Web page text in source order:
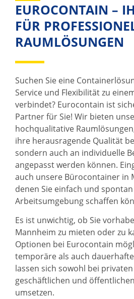
EUROCONTAIN –
FÜR
RAUMLÖSUNGEN
Suchen Sie eine
Service und Flexibilität zu
verbindet? Eurocontain ist
Partner für Sie! Wir bieten
hochqualitative
ihre herausragende Qualität
sondern auch an individuelle
angepasst werden können.
auch unsere Bürocontainer in
denen Sie einfach und
Arbeitsumgebung schaffen
Es ist unwichtig, ob Sie
Mannheim zu mieten oder zu
Optionen bei Eurocontain
temporäre als auch
lassen sich sowohl bei
geschäftlichen und
umsetzen.